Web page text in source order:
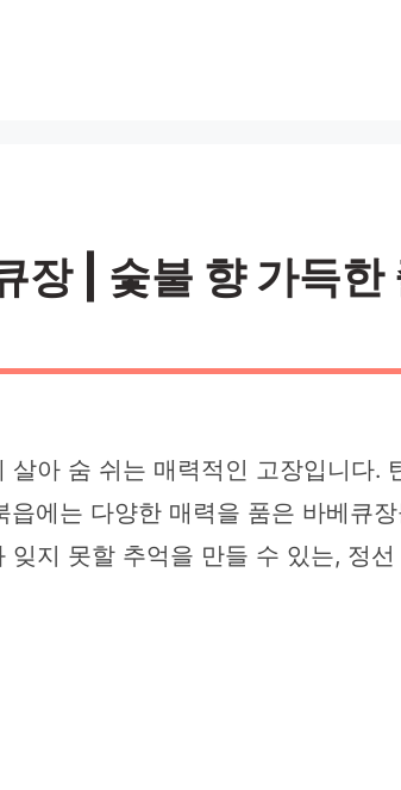
장 | 숯불 향 가득한
아 숨 쉬는 매력적인 고장입니다
에는 다양한 매력을 품은 바베큐
지 못할 추억을 만들 수 있는, 정